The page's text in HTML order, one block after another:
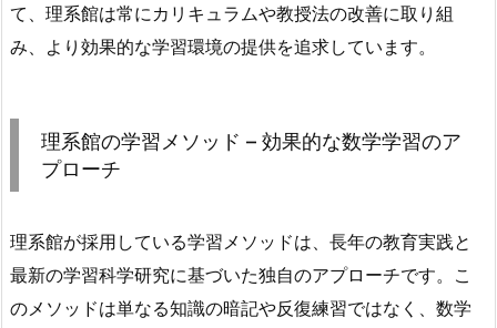
て、理系館は常にカリキュラムや教授法の改善に取り組
み、より効果的な学習環境の提供を追求しています。
理系館の学習メソッド – 効果的な数学学習のア
プローチ
理系館が採用している学習メソッドは、長年の教育実践と
最新の学習科学研究に基づいた独自のアプローチです。こ
のメソッドは単なる知識の暗記や反復練習ではなく、数学